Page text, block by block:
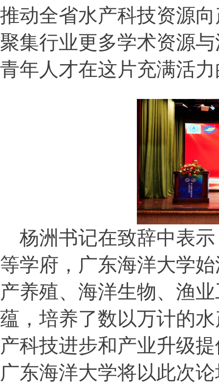
推动全省水产科技资源
聚集行业更多学术资源
青年人才在这片充满活
杨洲书记在致辞中表示
等学府，广东海洋大学
产养殖、海洋生物、渔
蕴，培养了数以万计的
产科技进步和产业升级
广东海洋大学将以此次